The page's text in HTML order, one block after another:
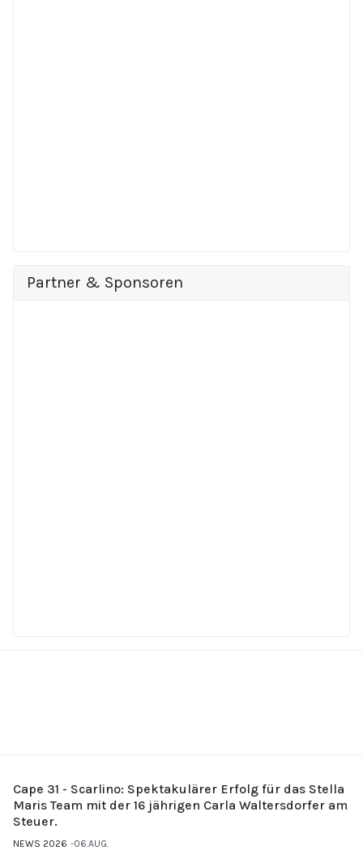
Partner & Sponsoren
Cape 31 - Scarlino: Spektakulärer Erfolg für das Stella
Maris Team mit der 16 jährigen Carla Waltersdorfer am
Steuer.
NEWS 2026 06.AUG.